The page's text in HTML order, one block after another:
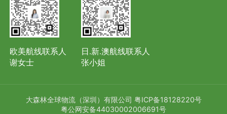
欧美航线联系人
谢女士
日.新.澳航线联系人
张小姐
大森林全球物流（深圳）有限公司 粤ICP备18128220号
粤公网安备44030002006691号